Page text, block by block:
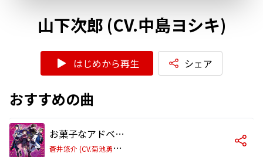
山下次郎 (CV.中島ヨシキ)
はじめから再生 シェア
おすすめの曲
お菓子なアドベンチャー
蒼
井悠介 (CV.菊池勇成)、冬美 旬 (CV.永塚拓馬)、姫野かのん (CV.村瀬 歩)、山下次郎 (CV.中島ヨシキ)